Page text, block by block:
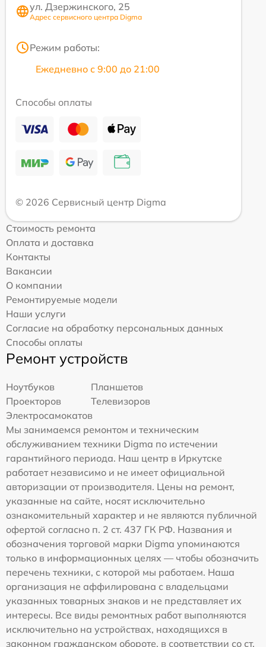
ул. Дзержинского, 25
Адрес сервисного центра Digma
Режим работы:
Ежедневно с 9:00 до 21:00
Способы оплаты
© 2026 Сервисный центр Digma
Стоимость ремонта
Оплата и доставка
Контакты
Вакансии
О компании
Ремонтируемые модели
Наши услуги
Согласие на обработку персональных данных
Способы оплаты
Ремонт устройств
Ноутбуков
Планшетов
Проекторов
Телевизоров
Электросамокатов
Мы занимаемся ремонтом и техническим
обслуживанием техники Digma по истечении
гарантийного периода. Наш центр в Иркутске
работает независимо и не имеет официальной
авторизации от производителя. Цены на ремонт,
указанные на сайте, носят исключительно
ознакомительный характер и не являются публичной
офертой согласно п. 2 ст. 437 ГК РФ. Названия и
обозначения торговой марки Digma упоминаются
только в информационных целях — чтобы обозначить
перечень техники, с которой мы работаем. Наша
организация не аффилирована с владельцами
указанных товарных знаков и не представляет их
интересы. Все виды ремонтных работ выполняются
исключительно на устройствах, находящихся в
законном гражданском обороте, в соответствии со ст.